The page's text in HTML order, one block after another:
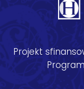
Projekt